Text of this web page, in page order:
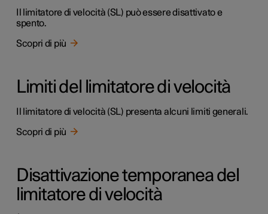
Il limitatore di velocità (SL) può essere disattivato e
spento.
Scopri di più
Limiti del limitatore di velocità
Il limitatore di velocità (SL) presenta alcuni limiti generali.
Scopri di più
Disattivazione temporanea del
limitatore di velocità